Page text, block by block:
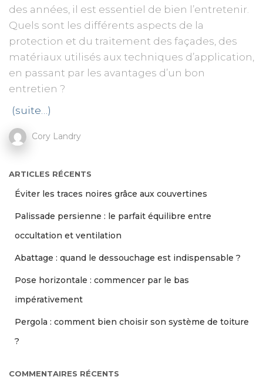
des années, il est essentiel de bien l’entretenir.
Quels sont les différents aspects de la
protection et du traitement des façades, des
matériaux utilisés aux techniques d’application,
en passant par les avantages d’un bon
entretien ?
(suite…)
Cory Landry
ARTICLES RÉCENTS
Éviter les traces noires grâce aux couvertines
Palissade persienne : le parfait équilibre entre
occultation et ventilation
Abattage : quand le dessouchage est indispensable ?
Pose horizontale : commencer par le bas
impérativement
Pergola : comment bien choisir son système de toiture
?
COMMENTAIRES RÉCENTS